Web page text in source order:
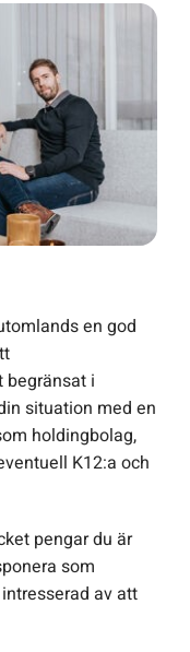
en god
begränsat i
situation med en
holdingbolag,
K12:a och
pengar du är
som
av att